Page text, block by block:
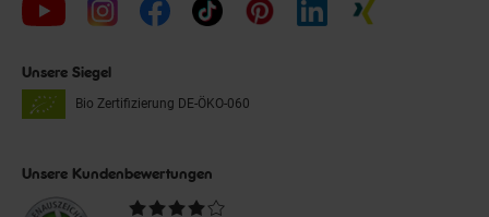
Unsere Siegel
Bio Zertifizierung DE-ÖKO-060
Unsere Kundenbewertungen
Durchschnittliche